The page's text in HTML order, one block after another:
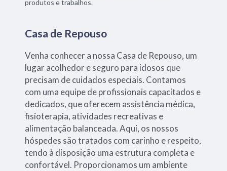
produtos e trabalhos.
Casa de Repouso
Venha conhecer a nossa Casa de Repouso, um
lugar acolhedor e seguro para idosos que
precisam de cuidados especiais. Contamos
com uma equipe de profissionais capacitados e
dedicados, que oferecem assistência médica,
fisioterapia, atividades recreativas e
alimentação balanceada. Aqui, os nossos
hóspedes são tratados com carinho e respeito,
tendo à disposição uma estrutura completa e
confortável. Proporcionamos um ambiente